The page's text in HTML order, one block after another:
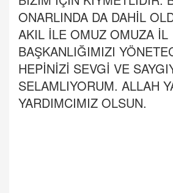
ONARLINDA DA DAHİL
AKIL İLE OMUZ OMUZA İL
BAŞKANLIĞIMIZI
HEPİNİZİ SEVGİ VE
SELAMLIYORUM. ALLAH
YARDIMCIMIZ OLSUN.